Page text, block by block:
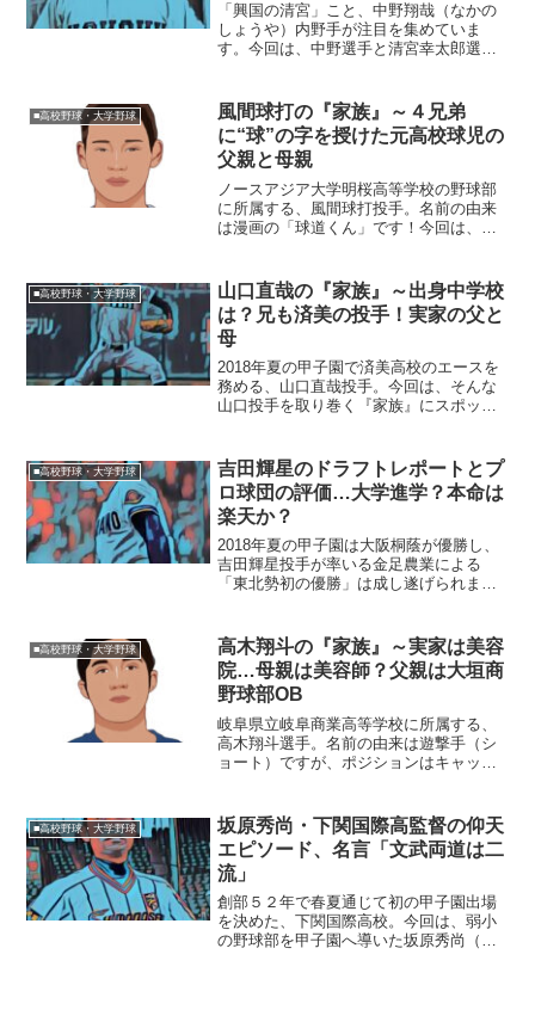
「興国の清宮」こと、中野翔哉（なかの
しょうや）内野手が注目を集めていま
す。今回は、中野選手と清宮幸太郎選
選手が所属する興国（こうこく）高校。
サッカー日本代表の南野拓実...
■高校野球・大学野球
風間球打の『家族』～４兄弟
に“球”の字を授けた元高校球児の
父親と母親
ノースアジア大学明桜高等学校の野球部
に所属する、風間球打投手。名前の由来
は漫画の「球道くん」です！今回は、そ
（かざま・きゅうた）生年月日：
2003〈平成15〉年10月1...
■高校野球・大学野球
山口直哉の『家族』～出身中学校
は？兄も済美の投手！実家の父と
母
2018年夏の甲子園で済美高校のエースを
務める、山口直哉投手。今回は、そんな
山口投手を取り巻く『家族』にスポット
や）身長/体重：171cm/64kg利き腕：右
投げ左打ち...
■高校野球・大学野球
吉田輝星のドラフトレポートとプ
ロ球団の評価…大学進学？本命は
楽天か？
2018年夏の甲子園は大阪桐蔭が優勝し、
吉田輝星投手が率いる金足農業による
「東北勢初の優勝」は成し遂げられませ
フトの行方を占ってみたいと思います。
◆吉田輝星のドラフトレ...
■高校野球・大学野球
高木翔斗の『家族』～実家は美容
院…母親は美容師？父親は大垣商
野球部OB
岐阜県立岐阜商業高等学校に所属する、
高木翔斗選手。名前の由来は遊撃手（シ
ョート）ですが、ポジションはキャッチ
ール】名前：高木翔斗（たかぎ・しょう
と）生年月日：2003年...
■高校野球・大学野球
坂原秀尚・下関国際高監督の仰天
エピソード、名言「文武両道は二
流」
創部５２年で春夏通じて初の甲子園出場
を決めた、下関国際高校。今回は、弱小
の野球部を甲子園へ導いた坂原秀尚（さ